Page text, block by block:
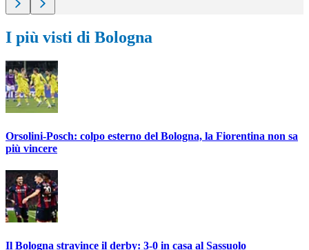
I più visti di Bologna
Orsolini-Posch: colpo esterno del Bologna, la Fiorentina non sa
più vincere
Il Bologna stravince il derby: 3-0 in casa al Sassuolo